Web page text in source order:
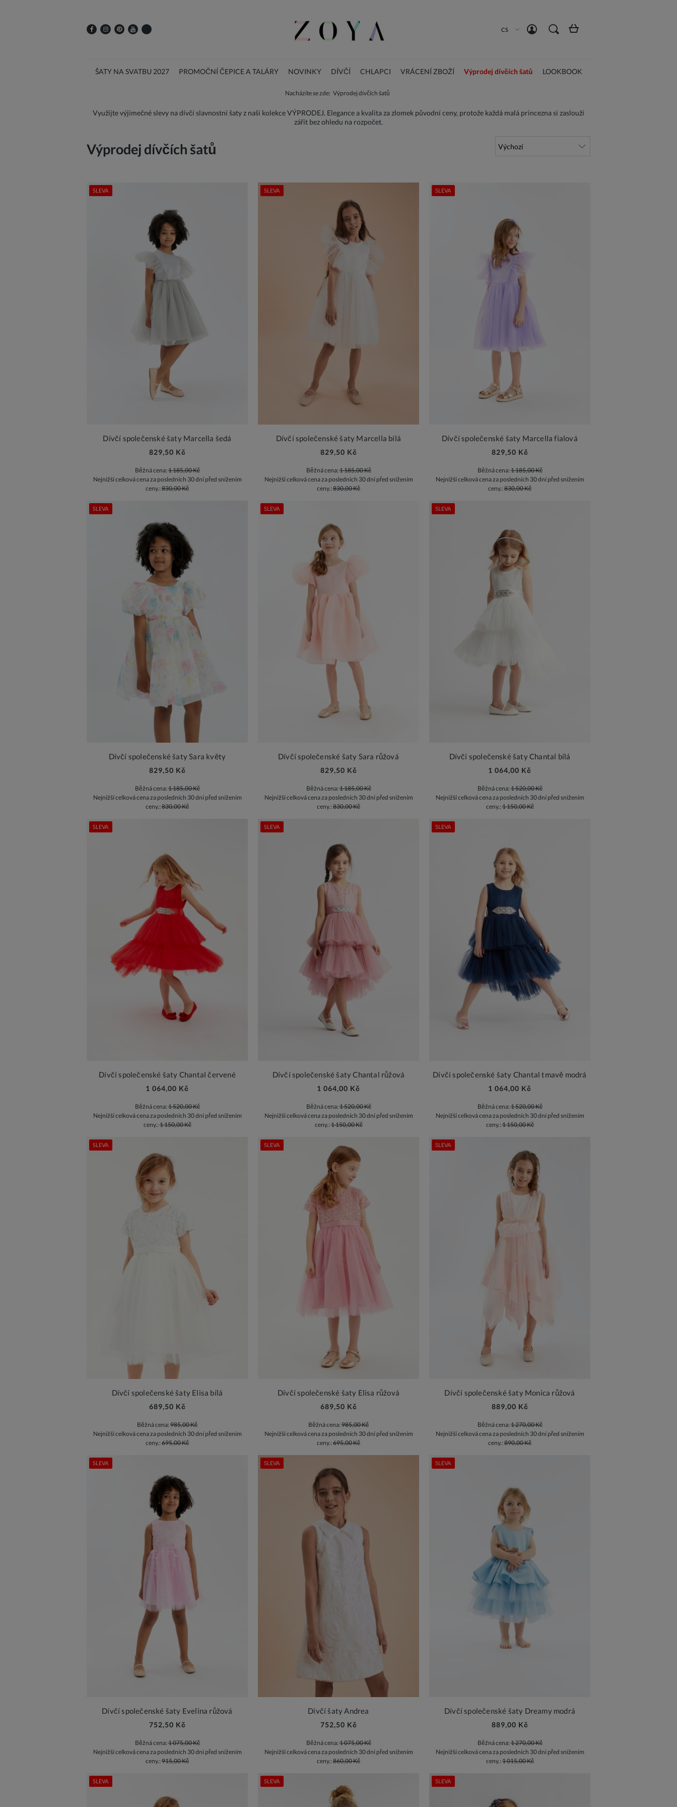
CS
ŠATY NA SVATBU 2027 PROMOČNÍ ČEPICE A TALÁRY NOVINKY DÍVČÍ CHLAPCI VRÁCENÍ ZBOŽÍ Výprodej dívčích šatů LOOKBOOK
Nacházíte se zde: Výprodej dívčích šatů
Využijte výjimečné slevy na dívčí slavnostní šaty z naší kolekce VÝPRODEJ. Elegance a kvalita za zlomek původní ceny, protože každá malá princezna si zaslouží
zářit bez ohledu na rozpočet.
Výprodej dívčích šatů
Dívčí společenské šaty Marcella šedá
829,50 Kč
Běžná cena:1 185,00 Kč
Nejnižší celková cena za posledních 30 dní před snížením
ceny.: 830,00 Kč
SLEVA
Dívčí společenské šaty Marcella bílá
829,50 Kč
Běžná cena:1 185,00 Kč
Nejnižší celková cena za posledních 30 dní před snížením
ceny.: 830,00 Kč
SLEVA
Dívčí společenské šaty Marcella fialová
829,50 Kč
Běžná cena:1 185,00 Kč
Nejnižší celková cena za posledních 30 dní před snížením
ceny.: 830,00 Kč
SLEVA
Dívčí společenské šaty Sara květy
829,50 Kč
Běžná cena:1 185,00 Kč
Nejnižší celková cena za posledních 30 dní před snížením
ceny.: 830,00 Kč
SLEVA
Dívčí společenské šaty Sara růžová
829,50 Kč
Běžná cena:1 185,00 Kč
Nejnižší celková cena za posledních 30 dní před snížením
ceny.: 830,00 Kč
SLEVA
Dívčí společenské šaty Chantal bílá
1 064,00 Kč
Běžná cena:1 520,00 Kč
Nejnižší celková cena za posledních 30 dní před snížením
ceny.:1 150,00 Kč
SLEVA
Dívčí společenské šaty Chantal červené
1 064,00 Kč
Běžná cena:1 520,00 Kč
Nejnižší celková cena za posledních 30 dní před snížením
ceny.:1 150,00 Kč
SLEVA
Dívčí společenské šaty Chantal růžová
1 064,00 Kč
Běžná cena:1 520,00 Kč
Nejnižší celková cena za posledních 30 dní před snížením
ceny.:1 150,00 Kč
SLEVA
Dívčí společenské šaty Chantal tmavě modrá
1 064,00 Kč
Běžná cena:1 520,00 Kč
Nejnižší celková cena za posledních 30 dní před snížením
ceny.:1 150,00 Kč
SLEVA
Dívčí společenské šaty Elisa bílá
689,50 Kč
Běžná cena: 985,00 Kč
Nejnižší celková cena za posledních 30 dní před snížením
ceny.: 695,00 Kč
SLEVA
Dívčí společenské šaty Elisa růžová
689,50 Kč
Běžná cena: 985,00 Kč
Nejnižší celková cena za posledních 30 dní před snížením
ceny.: 695,00 Kč
SLEVA
Dívčí společenské šaty Monica růžová
889,00 Kč
Běžná cena:1 270,00 Kč
Nejnižší celková cena za posledních 30 dní před snížením
ceny.: 890,00 Kč
SLEVA
Dívčí společenské šaty Evelina růžová
752,50 Kč
Běžná cena:1 075,00 Kč
Nejnižší celková cena za posledních 30 dní před snížením
ceny.: 915,00 Kč
SLEVA
Dívčí šaty Andrea
752,50 Kč
Běžná cena:1 075,00 Kč
Nejnižší celková cena za posledních 30 dní před snížením
ceny.: 860,00 Kč
SLEVA
Dívčí společenské šaty Dreamy modrá
889,00 Kč
Běžná cena:1 270,00 Kč
Nejnižší celková cena za posledních 30 dní před snížením
ceny.:1 015,00 Kč
SLEVA
SLEVA SLEVA SLEVA